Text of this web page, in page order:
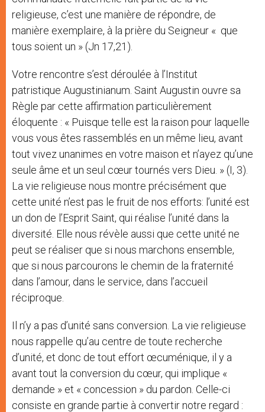
religieuse, c’est une manière de répondre, de
manière exemplaire, à la prière du Seigneur « que
tous soient un » (Jn 17,21).
Votre rencontre s’est déroulée à l’Institut
patristique Augustinianum. Saint Augustin ouvre sa
Règle par cette affirmation particulièrement
éloquente : « Puisque telle est la raison pour laquelle
vous vous êtes rassemblés en un même lieu, avant
tout vivez unanimes en votre maison et n’ayez qu’une
seule âme et un seul cœur tournés vers Dieu. » (I, 3).
La vie religieuse nous montre précisément que
cette unité n’est pas le fruit de nos efforts: l’unité est
un don de l’Esprit Saint, qui réalise l’unité dans la
diversité. Elle nous révèle aussi que cette unité ne
peut se réaliser que si nous marchons ensemble,
que si nous parcourons le chemin de la fraternité
dans l’amour, dans le service, dans l’accueil
réciproque.
Il n’y a pas d’unité sans conversion. La vie religieuse
nous rappelle qu’au centre de toute recherche
d’unité, et donc de tout effort œcuménique, il y a
avant tout la conversion du cœur, qui implique «
demande » et « concession » du pardon. Celle-ci
consiste en grande partie à convertir notre regard :